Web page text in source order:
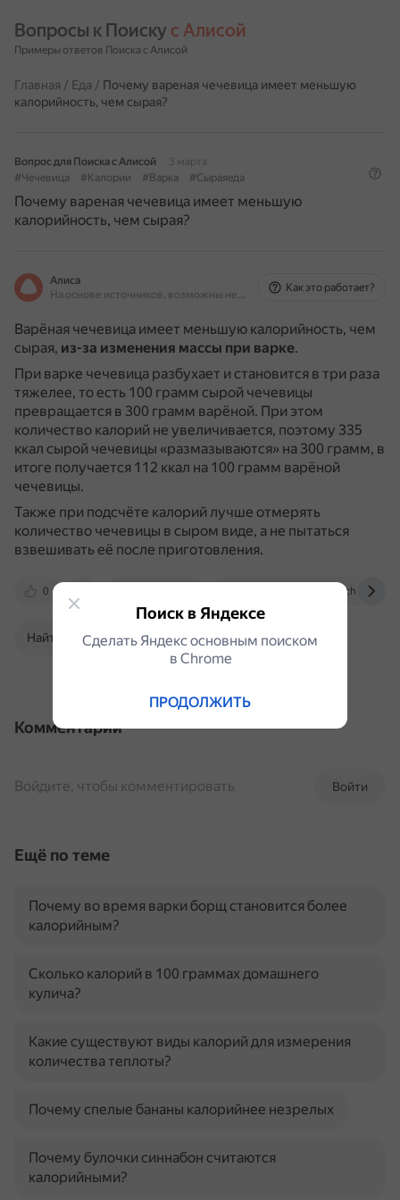
Вопросы к Поиску с Алисой
Примеры ответов Поиска с Алисой
Главная / Еда / Почему вареная чечевица имеет меньшую
калорийность, чем сырая?
Вопрос для Поиска с Алисой
3 марта
#Чечевица
#Калории #Варка #Сыраяеда
Почему вареная чечевица имеет меньшую
калорийность, чем сырая?
Алиса
На основе источников, возможны неточности
Как это работает?
Варёная чечевица имеет меньшую калорийность, чем
сырая, из-за изменения массы при варке.
При варке чечевица разбухает и становится в три раза
тяжелее, то есть 100 грамм сырой чечевицы
превращается в 300 грамм варёной. При этом
количество калорий не увеличивается, поэтому 335
ккал сырой чечевицы «размазываются» на 300 грамм, в
итоге получается 112 ккал на 100 грамм варёной
чечевицы.
Также при подсчёте калорий лучше отмерять
количество чечевицы в сыром виде, а не пытаться
взвешивать её после приготовления.
0
Найти в Поиске
Комментарии
Войти
Войдите, чтобы комментировать
Ещё по теме
Почему во время варки борщ становится более
калорийным?
Сколько калорий в 100 граммах домашнего
кулича?
Какие существуют виды калорий для измерения
количества теплоты?
Почему спелые бананы калорийнее незрелых
Почему булочки синнабон считаются
калорийными?
Поиск в Яндексе
Сделать Яндекс основным поиском
в Сhrome
ПРОДОЛЖИТЬ